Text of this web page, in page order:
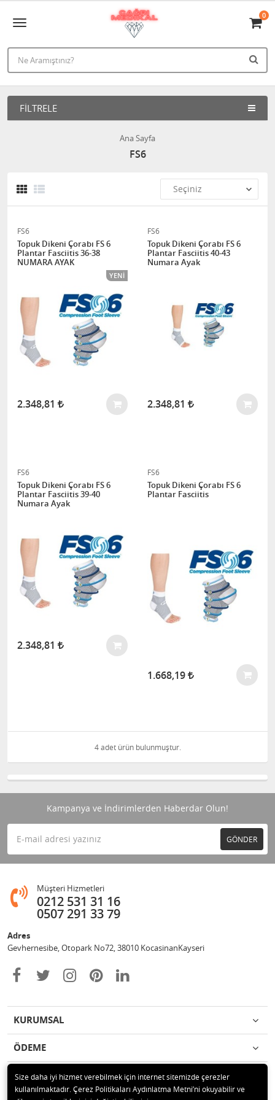
0
FILTRELE
Ana Sayfa
FS6
FS6
Topuk Dikeni Çorabı FS 6
Plantar Fasciitis 36-38
NUMARA AYAK
YENI
2.348,81
FS6
Topuk Dikeni Çorabı FS 6
Plantar Fasciitis 40-43
Numara Ayak
2.348,81
FS6
Topuk Dikeni Çorabı FS 6
Plantar Fasciitis 39-40
Numara Ayak
2.348,81
FS6
Topuk Dikeni Çorabı FS 6
Plantar Fasciitis
1.668,19
4 adet ürün bulunmuştur.
Kampanya ve İndirimlerden Haberdar Olun!
GÖNDER
Müşteri Hizmetleri
0212 531 31 16
0507 291 33 79
Adres
Gevhernesibe, Otopark No72, 38010 KocasinanKayseri
KURUMSAL
ÖDEME
İLETİŞİM
Size daha iyi hizmet verebilmek için internet sitemizde çerezler
kullanılmaktadır. Çerez Politikaları Aydınlatma Metni’ni okuyabilir ve